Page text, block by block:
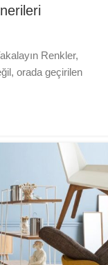
Renkler,
orada geçirilen